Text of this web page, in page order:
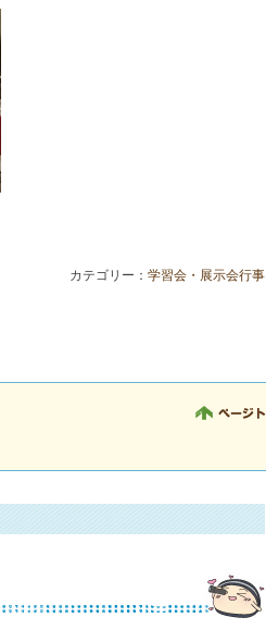
カテゴリー： 学習会・展示会行事